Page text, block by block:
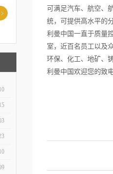
可满足汽车、航空、
统，可提供高水平的
利曼中国一直于质量
室，近百名员工以及
环保、化工、地矿、
利曼中国欢迎您的致